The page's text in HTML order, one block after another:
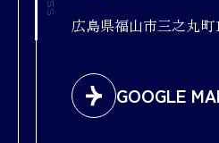
広島県福山市三之丸町
GOOGLE